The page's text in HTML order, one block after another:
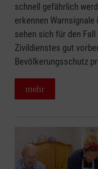
schnell gefährlich
erkennen
sehen sich für den
Zivildienstes gut
Bevölkerungsschutz
mehr